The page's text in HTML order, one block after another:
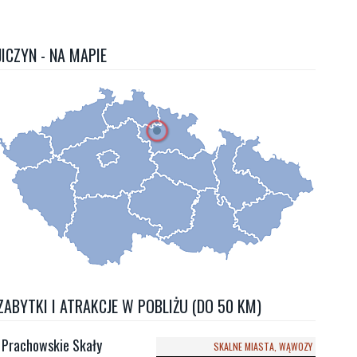
- NA MAPIE
I ATRAKCJE W POBLIŻU (DO 50 KM)
Prachowskie Skały SKALNE MIASTA, WĄWOZY